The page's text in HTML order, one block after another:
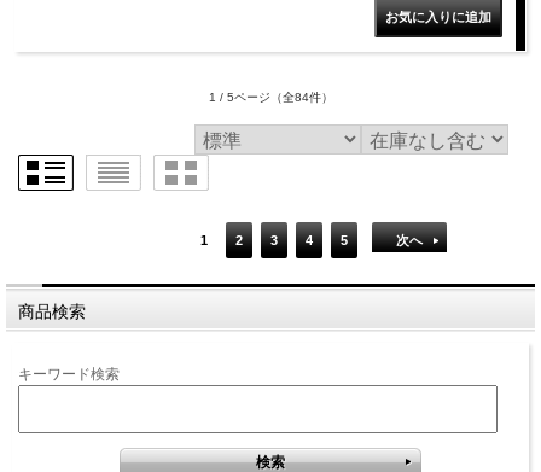
1 / 5ページ （全84件）
1 2 3 4 5 次へ
商品検索
キーワード検索